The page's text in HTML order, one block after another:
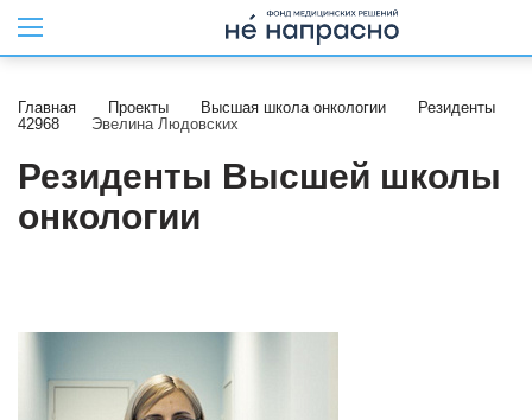
Главная Проекты Высшая школа онкологии
Резиденты
42968
Эвелина Людовских
Резиденты Высшей школы
онкологии